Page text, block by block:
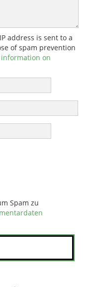
address is sent to a
of spam prevention
on
Spam zu